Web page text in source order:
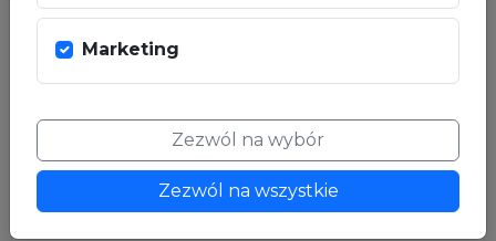
PARTNER MEDIALNY
Marketing
Zezwól na wybór
Zezwól na wszystkie